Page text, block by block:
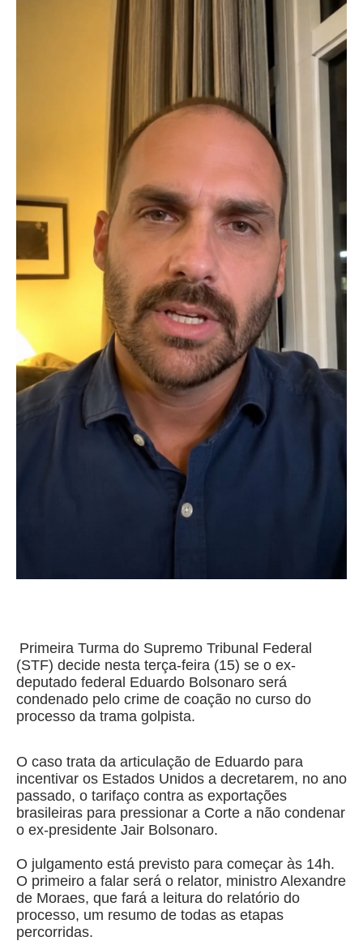
Primeira Turma do Supremo Tribunal Federal
(STF) decide nesta terça-feira (15) se o ex-
deputado federal Eduardo Bolsonaro será
condenado pelo crime de coação no curso do
processo da trama golpista.
O caso trata da articulação de Eduardo para
incentivar os Estados Unidos a decretarem, no ano
passado, o tarifaço contra as exportações
brasileiras para pressionar a Corte a não condenar
o ex-presidente Jair Bolsonaro.
O julgamento está previsto para começar às 14h.
O primeiro a falar será o relator, ministro Alexandre
de Moraes, que fará a leitura do relatório do
processo, um resumo de todas as etapas
percorridas.